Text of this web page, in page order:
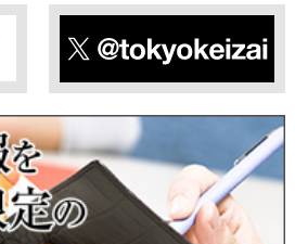
及び留意点
が、必要な個人情報をご提供いた
用目的を達成できない場合があり
報について、通知・開示・訂正・
停止の希望がございましたら、本
、個人データの通知・開示・訂
・提供停止の請求に応じます。
運転免許証、パスポート何れかの
申請書」「委任状」（代理人による
X